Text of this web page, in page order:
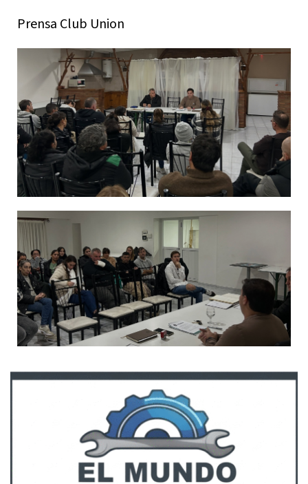
Prensa Club Union